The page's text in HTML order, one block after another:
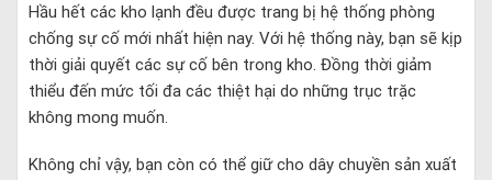
Hầu hết các kho lạnh đều được trang bị hệ thống phòng
chống sự cố mới nhất hiện nay. Với hệ thống này, bạn sẽ kịp
thời giải quyết các sự cố bên trong kho. Đồng thời giảm
thiểu đến mức tối đa các thiệt hại do những trục trặc
không mong muốn.
Không chỉ vậy, bạn còn có thể giữ cho dây chuyền sản xuất